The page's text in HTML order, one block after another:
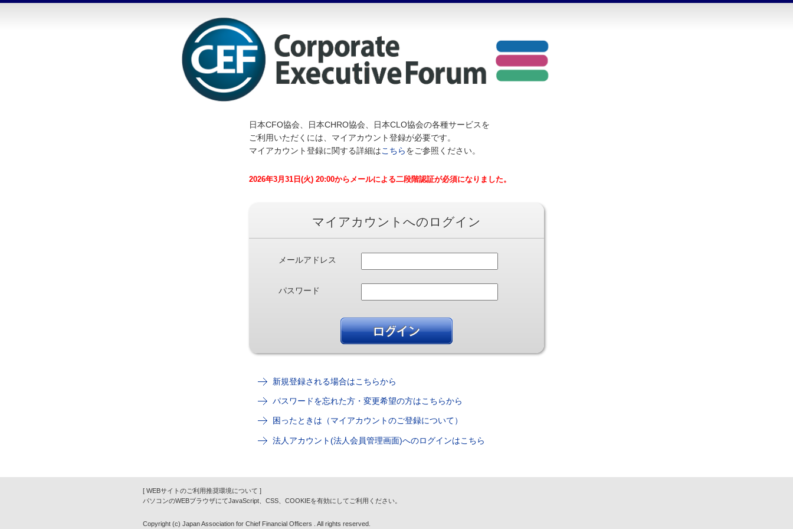
日本CFO協会、日本CHRO協会、日本CLO協会の各種サービスを
ご利用いただくには、マイアカウント登録が必要です。
マイアカウント登録に関する詳細はこちらをご参照ください。
2026年3月31日(火) 20:00からメールによる二段階認証が必須になりました。
マイアカウントへのログイン
メールアドレス
パスワード
新規登録される場合はこちらから
パスワードを忘れた方・変更希望の方はこちらから
困ったときは（マイアカウントのご登録について）
法人アカウント(法人会員管理画面)へのログインはこちら
[ WEBサイトのご利用推奨環境について ]
パソコンのWEBブラウザにてJavaScript、CSS、COOKIEを有効にしてご利用ください。
Copyright (c) Japan Association for Chief Financial Officers . All rights reserved.